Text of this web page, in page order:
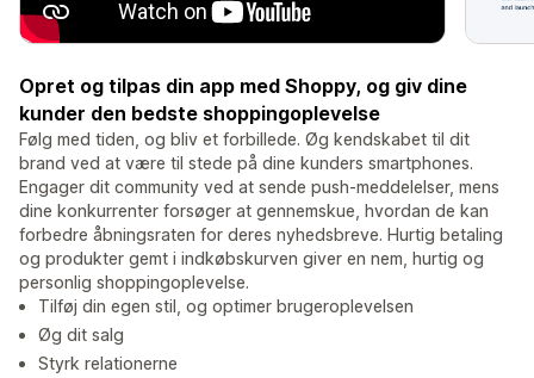
Opret og tilpas din app med Shoppy, og giv dine
kunder den bedste shoppingoplevelse
Følg med tiden, og bliv et forbillede. Øg kendskabet til dit
brand ved at være til stede på dine kunders smartphones.
Engager dit community ved at sende push-meddelelser, mens
dine konkurrenter forsøger at gennemskue, hvordan de kan
forbedre åbningsraten for deres nyhedsbreve. Hurtig betaling
og produkter gemt i indkøbskurven giver en nem, hurtig og
personlig shoppingoplevelse.
Tilføj din egen stil, og optimer brugeroplevelsen
Øg dit salg
Styrk relationerne